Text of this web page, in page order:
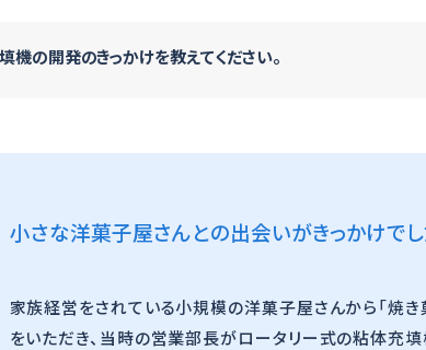
機の開発のきっかけを教えてください。
小さな洋菓子屋さんとの出会いがきっかけでし
家族経営をされている小規模の洋菓子屋さんから「焼
をいただき、当時の営業部長がロータリー式の粘体充填